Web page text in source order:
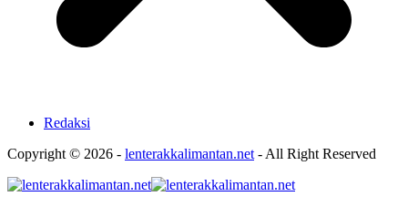
Redaksi
Copyright © 2026 - lenterakkalimantan.net - All Right Reserved